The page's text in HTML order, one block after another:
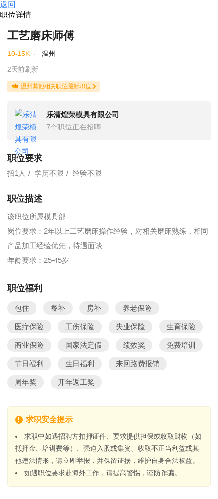
返回
职位详情
工艺磨床师傅
10-15K ·
温州
2天前刷新
温州其他相关职位最新职位
乐清煌荣模具有限公司
7个职位正在招聘
职位要求
招1人 学历不限 经验不限
职位描述
该职位所属模具部
岗位要求：2年以上工艺磨床操作经验，对相关磨床熟练，相同
产品加工经验优先，待遇面谈
年龄要求：25-45岁
职位福利
包住 餐补 房补 养老保险
医疗保险 工伤保险 失业保险 生育保险
商业保险 国家法定假 绩效奖 免费培训
节日福利 生日福利 来回路费报销
周年奖 开年返工奖
求职安全提示
求职中如遇招聘方扣押证件、要求提供担保或收取财物（如
抵押金、培训费等）、强迫入股或集资、收取不正当利益或其
他违法情形，请立即举报，并保留证据，维护自身合法权益。
如遇职位要求赴海外工作，请提高警惕，谨防诈骗。